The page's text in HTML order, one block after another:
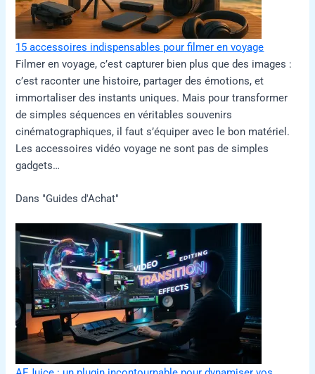
15 accessoires indispensables pour filmer en voyage
Filmer en voyage, c’est capturer bien plus que des images :
c’est raconter une histoire, partager des émotions, et
immortaliser des instants uniques. Mais pour transformer
de simples séquences en véritables souvenirs
cinématographiques, il faut s’équiper avec le bon matériel.
Les accessoires vidéo voyage ne sont pas de simples
gadgets…
Dans "Guides d'Achat"